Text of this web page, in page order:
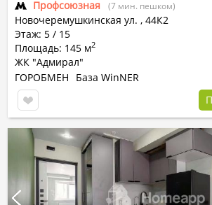
Профсоюзная (7 мин. пешком)
Новочеремушкинская ул. , 44К2
Этаж: 5 / 15
Площадь: 145 м2
ЖК "Адмирал"
ГОРОБМЕН
База WinNER